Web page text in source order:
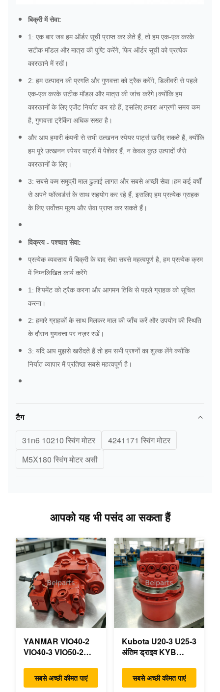
बिक्री में सेवा:
1: एक बार जब हम ऑर्डर सूची प्राप्त कर लेते हैं, तो हम एक-एक करके
सटीक मॉडल और मात्रा की पुष्टि करेंगे, फिर ऑर्डर सूची को प्रत्येक
कारखाने में रखें।
2: हम उत्पादन की प्रगति और गुणवत्ता को ट्रैक करेंगे, डिलीवरी से पहले
एक-एक करके सटीक मॉडल और मात्रा की जांच करेंगे।क्योंकि हम
कारखानों के लिए एजेंट निर्यात कर रहे हैं, इसलिए हमारा अग्रणी समय कम
है, गुणवत्ता ट्रैकिंग अधिक सख्त है।
और आप हमारी कंपनी से सभी उत्खनन स्पेयर पार्ट्स खरीद सकते हैं, क्योंकि
हम पूरे उत्खनन स्पेयर पार्ट्स में पेशेवर हैं, न केवल कुछ उत्पादों जैसे
कारखानों के लिए।
3: सबसे कम समुद्री माल ढुलाई लागत और सबसे अच्छी सेवा।हम कई वर्षों
से अपने फॉरवर्डर्स के साथ सहयोग कर रहे हैं, इसलिए हम प्रत्येक ग्राहक
के लिए सर्वोत्तम मूल्य और सेवा प्राप्त कर सकते हैं।
विक्रय - पश्चात सेवा:
प्रत्येक व्यवसाय में बिक्री के बाद सेवा सबसे महत्वपूर्ण है, हम प्रत्येक क्रम
में निम्नलिखित कार्य करेंगे:
1: शिपमेंट को ट्रैक करना और आगमन तिथि से पहले ग्राहक को सूचित
करना।
2: हमारे ग्राहकों के साथ मिलकर माल की जाँच करें और उपयोग की स्थिति
के दौरान गुणवत्ता पर नज़र रखें।
3: यदि आप मुझसे खरीदते हैं तो हम सभी प्रश्नों का शुल्क लेंगे क्योंकि
निर्यात व्यापार में प्रतिष्ठा सबसे महत्वपूर्ण है।
टैग
31n6 10210 स्विंग मोटर
4241171 स्विंग मोटर
M5X180 स्विंग मोटर असी
आपको यह भी पसंद आ सकता हैं
YANMAR VIO40-2
VIO40-3 VIO50-2
VIO55-3 मुख्य
हाइड्रोलिक पंप OEM
सबसे अच्छी कीमत पाएं
Kubota U20-3 U25-3
अंतिम ड्राइव KYB
OEM ट्रैवल मोटर
B0240-18076
सबसे अच्छी कीमत पाएं